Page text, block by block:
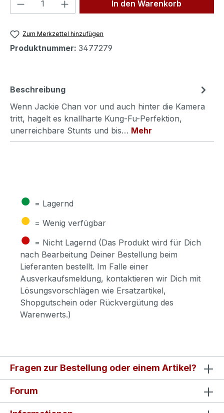
In den Warenkorb
Zum Merkzettel hinzufügen
Produktnummer: 3477279
Beschreibung
Wenn Jackie Chan vor und auch hinter die Kamera
tritt, hagelt es knallharte Kung-Fu-Perfektion,
unerreichbare Stunts und bis… Mehr
● = Lagernd
● = Wenig verfügbar
● = Nicht Lagernd (Das Produkt wird für Dich
nach Bearbeitung Deiner Bestellung beim
Lieferanten bestellt. Im Falle einer
Ausverkaufsmeldung, kontaktieren wir Dich mit
Lösungsvorschlägen wie Ersatzartikel,
Shopgutschein oder Rückvergütung des
Warenwerts.)
Fragen zur Bestellung oder einem Artikel?
Forum